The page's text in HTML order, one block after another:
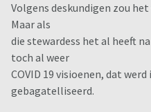
Volgens deskundigen zou
Maar als
die stewardess het al heeft
toch al weer
COVID 19 visioenen, dat
gebagatelliseerd.